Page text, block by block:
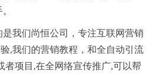
我们尚恒公司，专注互联网营销
,我们的营销教程，和全自动引流
者项目,在全网络宣传推广,可以帮